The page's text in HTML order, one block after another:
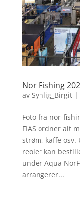
Nor Fishing
av Synlig_Birgit|
Foto fra nor-
FIAS ordner alt
strøm, kaffe osv.
reoler kan
under Aqua
arrangerer...